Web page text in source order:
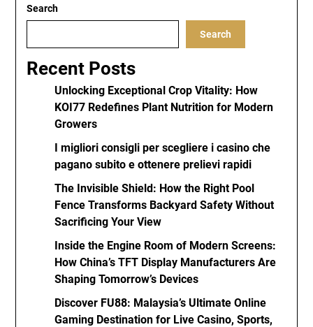
Search
Search
Recent Posts
Unlocking Exceptional Crop Vitality: How
KOI77 Redefines Plant Nutrition for Modern
Growers
I migliori consigli per scegliere i casino che
pagano subito e ottenere prelievi rapidi
The Invisible Shield: How the Right Pool
Fence Transforms Backyard Safety Without
Sacrificing Your View
Inside the Engine Room of Modern Screens:
How China’s TFT Display Manufacturers Are
Shaping Tomorrow’s Devices
Discover FU88: Malaysia’s Ultimate Online
Gaming Destination for Live Casino, Sports,